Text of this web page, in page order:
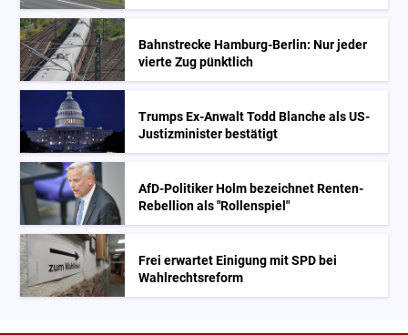
Bahnstrecke Hamburg-Berlin: Nur jeder
vierte Zug pünktlich
Trumps Ex-Anwalt Todd Blanche als US-
Justizminister bestätigt
AfD-Politiker Holm bezeichnet Renten-
Rebellion als "Rollenspiel"
Frei erwartet Einigung mit SPD bei
Wahlrechtsreform